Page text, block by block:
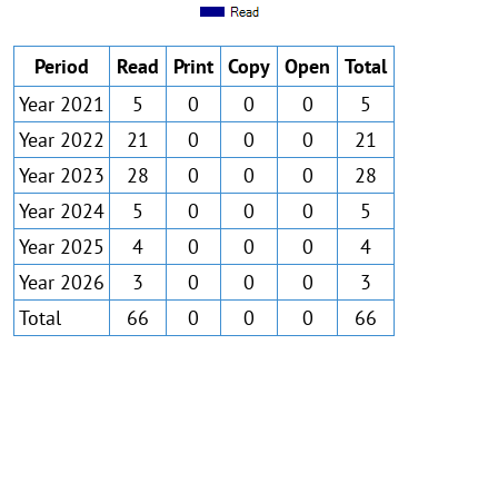
Period Read Print Copy Open
Total
Year 2021
5 0 0 0
5
Year 2022
21 0 0 0
21
Year 2023
28 0 0 0
28
Year 2024
5 0 0 0
5
Year 2025
4 0 0 0
4
Year 2026
3 0 0 0
3
Total
66 0 0 0 66